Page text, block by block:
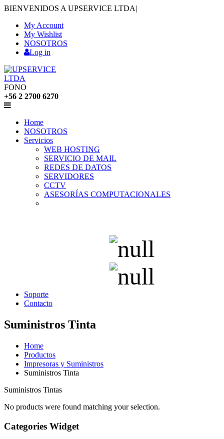
BIENVENIDOS A UPSERVICE LTDA|
My Account
My Wishlist
NOSOTROS
Log in
FONO
+56 2 2700 6270
Home
NOSOTROS
Servicios
WEB HOSTING
SERVICIO DE MAIL
REDES DE DATOS
SERVIDORES
CCTV
ASESORÍAS COMPUTACIONALES
Soporte
Contacto
Suministros Tinta
Home
Productos
Impresoras y Suministros
Suministros Tinta
Suministros Tintas
No products were found matching your selection.
Categories Widget